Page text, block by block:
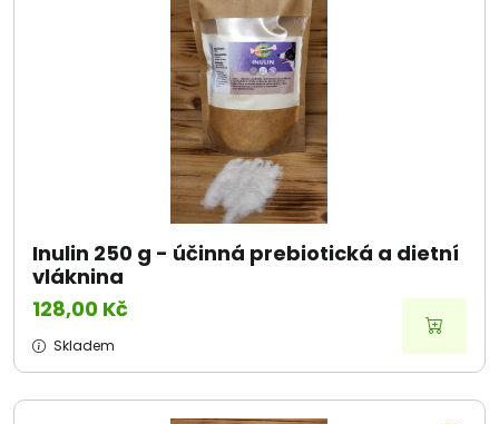
Inulin 250 g - účinná prebiotická a dietní
vláknina
128,00 Kč
Skladem